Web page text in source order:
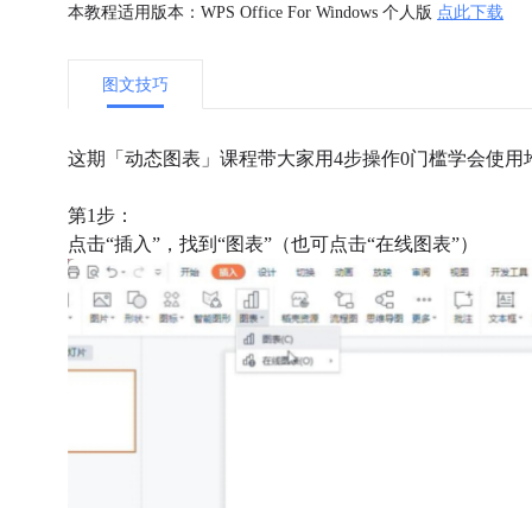
本教程适用版本：WPS Office For Windows 个人版 点此下载
图文技巧
这期「动态图表」课程带大家用4步操作0门槛学会使用
第1步：
点击“插入”，找到“图表”（也可点击“在线图表”）